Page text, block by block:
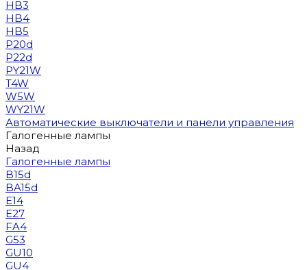
HB3
HB4
HB5
P20d
P22d
PY21W
T4W
W5W
WY21W
Автоматические выключатели и панели управления
Галогенные лампы
Назад
Галогенные лампы
B15d
BA15d
E14
E27
FA4
G53
GU10
GU4